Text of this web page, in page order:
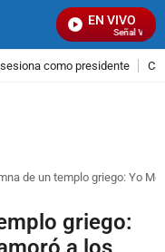
EN VIVO
Señal Visual
como presidente
de un templo griego: Yo
griego: